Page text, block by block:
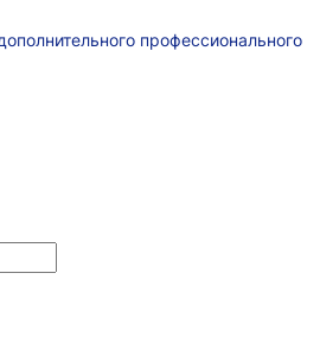
профессионального